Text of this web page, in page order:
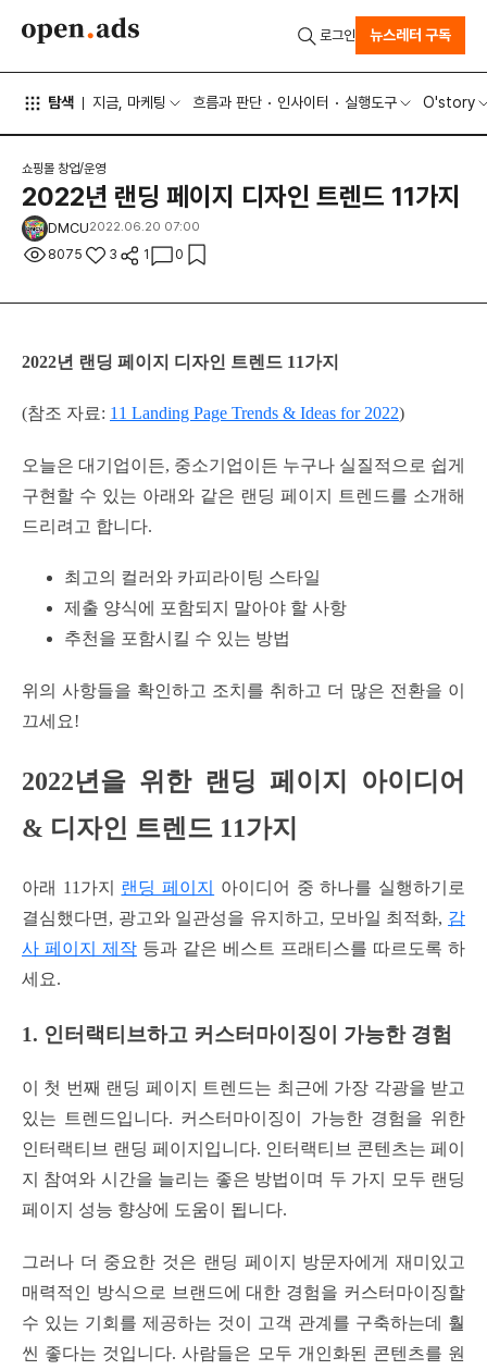
탐색 지금, 마케팅 흐름과 판단 인사이터 실행도구 O'story
로그인 뉴스레터 구독
쇼핑몰 창업/운영
2022년 랜딩 페이지 디자인 트렌드 11가지
DMCU2022.06.20 07:00
8075 3 1 0
2022년 랜딩 페이지 디자인 트렌드 11가지
(참조 자료: 11 Landing Page Trends & Ideas for 2022)
오늘은 대기업이든, 중소기업이든 누구나 실질적으로 쉽게
구현할 수 있는 아래와 같은 랜딩 페이지 트렌드를 소개해
드리려고 합니다.
최고의 컬러와 카피라이팅 스타일
제출 양식에 포함되지 말아야 할 사항
추천을 포함시킬 수 있는 방법
위의 사항들을 확인하고 조치를 취하고 더 많은 전환을 이
끄세요!
2022년을 위한 랜딩 페이지 아이디어
& 디자인 트렌드 11가지
아래 11가지 랜딩 페이지
아이디어 중 하나를 실행하기로
결심했다면, 광고와 일관성을 유지하고, 모바일 최적화, 감
사 페이지 제작 등과 같은 베스트 프래티스를 따르도록 하
세요.
1. 인터랙티브하고 커스터마이징이 가능한 경험
이 첫 번째 랜딩 페이지 트렌드는 최근에 가장 각광을 받고
있는 트렌드입니다. 커스터마이징이 가능한 경험을 위한
인터랙티브 랜딩 페이지입니다. 인터랙티브 콘텐츠는 페이
지 참여와 시간을 늘리는 좋은 방법이며 두 가지 모두 랜딩
페이지 성능 향상에 도움이 됩니다.
그러나 더 중요한 것은 랜딩 페이지 방문자에게 재미있고
매력적인 방식으로 브랜드에 대한 경험을 커스터마이징할
수 있는 기회를 제공하는 것이 고객 관계를 구축하는데 훨
씬 좋다는 것입니다. 사람들은 모두 개인화된 콘텐츠를 원